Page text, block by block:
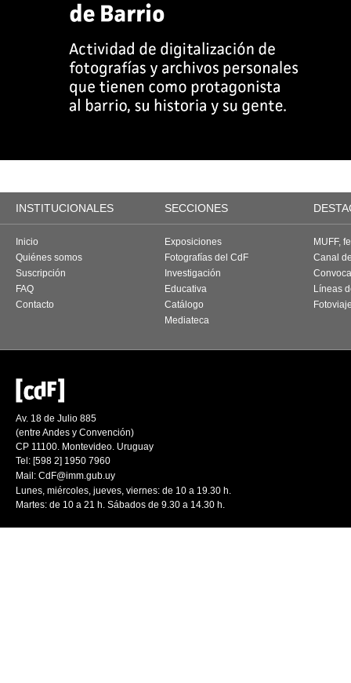
INSTITUCIONALES SECCIONES
Inicio
Quiénes somos
Suscripción
FAQ
Contacto
Exposiciones
Fotografías del CdF
Investigación
Educativa
Catálogo
Mediateca
MUFF,
Canal
Líneas
Av. 18 de Julio 885
(entre Andes y Convención)
CP 11100. Montevideo. Uruguay
Tel: [598 2] 1950 7960
Mail: CdF@imm.gub.uy
Lunes, miércoles, jueves, viernes: de 10 a 19.30 h.
Martes: de 10 a 21 h. Sábados de 9.30 a 14.30 h.